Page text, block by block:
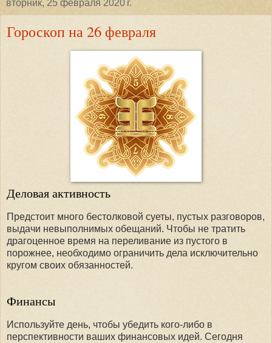
вторник, 25 февраля 2020 г.
Гороскоп на 26 февраля
Деловая активность
Предстоит много бестолковой суеты, пустых разговоров,
выдачи невыполнимых обещаний. Чтобы не тратить
драгоценное время на переливание из пустого в
порожнее, необходимо ограничить дела исключительно
кругом своих обязанностей.
Финансы
Используйте день, чтобы убедить кого-либо в
перспективности ваших финансовых идей. Сегодня